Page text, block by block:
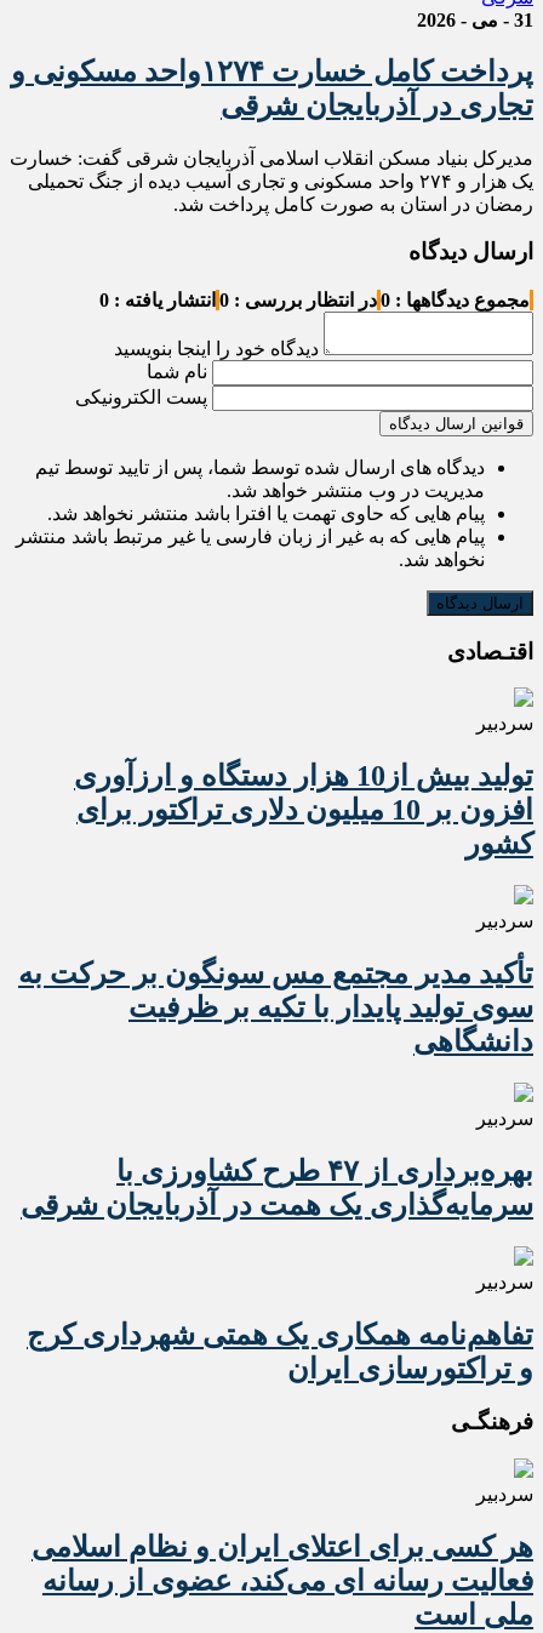
31 - می - 2026
پرداخت کامل خسارت ۱۲۷۴‌واحد مسکونی و
تجاری در آذربایجان شرقی
مدیرکل بنیاد مسکن انقلاب اسلامی آذربایجان شرقی گفت: خسارت
یک هزار و ۲۷۴ واحد مسکونی و تجاری آسیب دیده از جنگ تحمیلی
رمضان در استان به صورت کامل پرداخت شد.
ارسال دیدگاه
مجموع دیدگاهها : 0 در انتظار بررسی : 0 انتشار یافته : 0
دیدگاه خود را اینجا بنویسید
نام شما
پست الکترونیکی
قوانین ارسال دیدگاه
دیدگاه های ارسال شده توسط شما، پس از تایید توسط تیم
مدیریت در وب منتشر خواهد شد.
پیام هایی که حاوی تهمت یا افترا باشد منتشر نخواهد شد.
پیام هایی که به غیر از زبان فارسی یا غیر مرتبط باشد منتشر
نخواهد شد.
اقتـصادی
سردبیر
تولید بیش از10 هزار دستگاه و ارزآوری
افزون بر 10 میلیون دلاری تراکتور برای
کشور
سردبیر
تأکید مدیر مجتمع مس سونگون بر حرکت به
سوی تولید پایدار با تکیه بر ظرفیت
دانشگاهی
سردبیر
بهره‌برداری از ۴۷ طرح کشاورزی با
سرمایه‌گذاری یک همت در آذربایجان شرقی
سردبیر
تفاهم‌نامه همکاری یک همتی شهرداری کرج
و تراکتورسازی ایران
فرهنگـی
سردبیر
هر کسی برای اعتلای ایران و نظام اسلامی
فعالیت رسانه ای می‌کند، عضوی از رسانه
ملی است